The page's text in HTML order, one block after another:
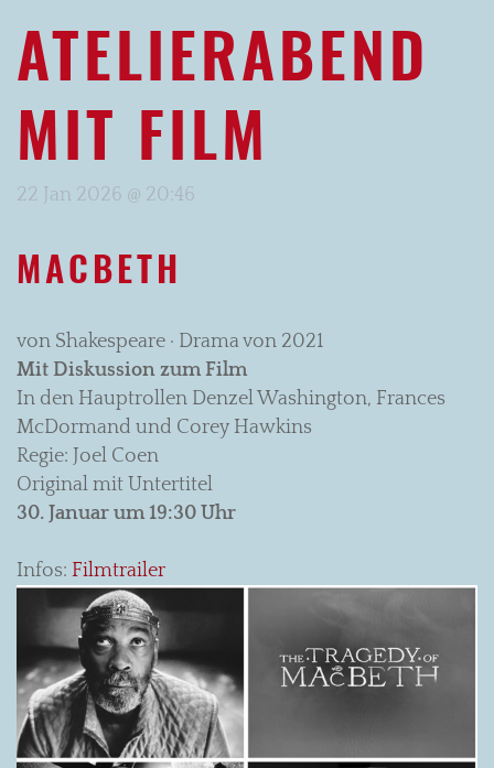
ATELIERABEND
MIT FILM
22 Jan 2026 @ 20:46
MACBETH
von Shakespeare · Drama von 2021
Mit Diskussion zum Film
In den Hauptrollen Denzel Washington, Frances
McDormand und Corey Hawkins
Regie: Joel Coen
Original mit Untertitel
30. Januar um 19:30 Uhr
Infos: Filmtrailer